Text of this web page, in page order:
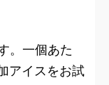
。一個あた
アイスをお試